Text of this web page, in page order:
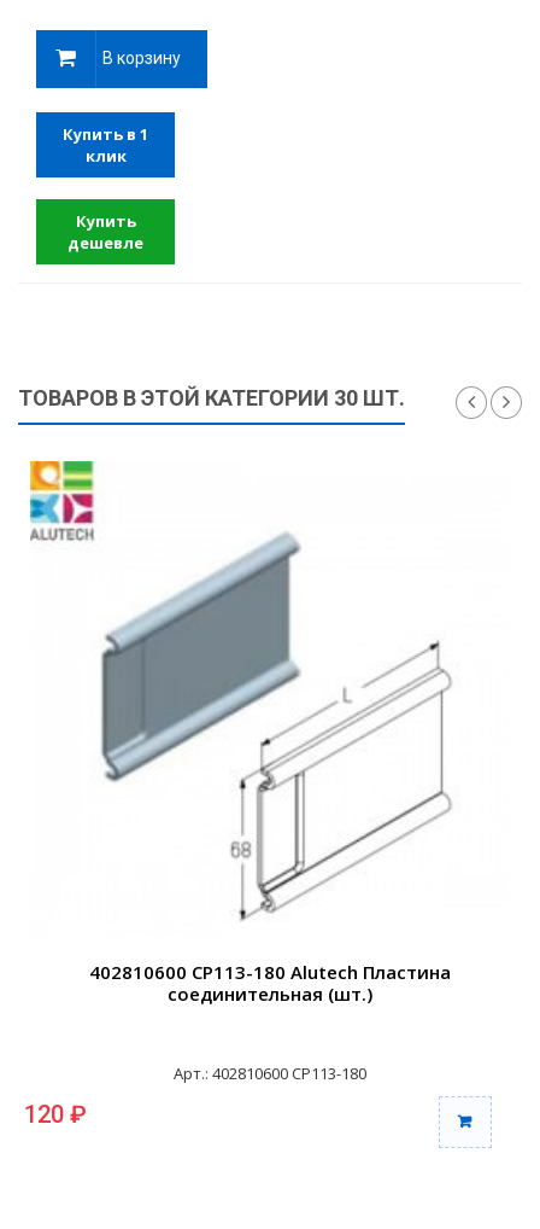
В корзину
Купить в 1
клик
Купить
дешевле
ТОВАРОВ В ЭТОЙ КАТЕГОРИИ 30 ШТ.
402810600 CP113-180 Alutech Пластина
соединительная (шт.)
Арт.: 402810600 CP113-180
120 ₽